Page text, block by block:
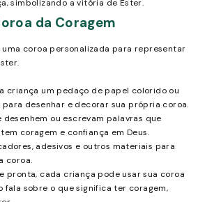
simbolizando a vitória de Ester.
da Coragem
uma coroa personalizada para representar
criança um pedaço de papel colorido ou
desenhar e decorar sua própria coroa.
desenhem ou escrevam palavras que
coragem e confiança em Deus.
adesivos e outros materiais para
coroa.
pronta, cada criança pode usar sua coroa
fala sobre o que significa ter coragem,